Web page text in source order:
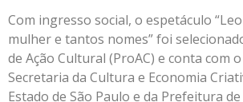
Com ingresso social, o espetáculo
mulher e tantos nomes” foi
de Ação Cultural (ProAC) e conta com
Secretaria da Cultura e Economia
Estado de São Paulo e da Prefeitura